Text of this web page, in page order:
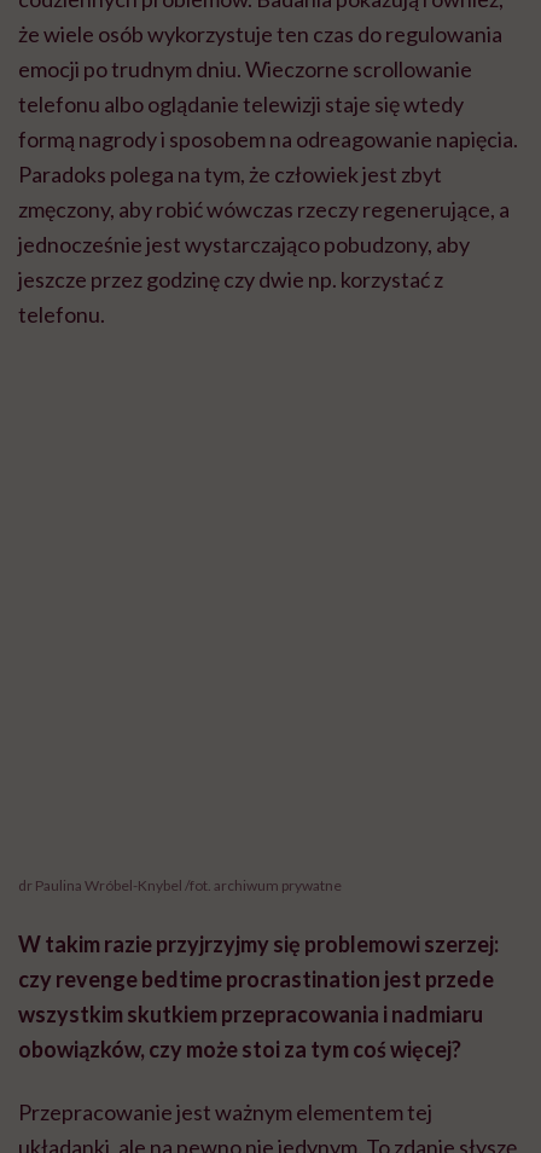
że bardzo dobrze ukazuje ono istotę problemu. U
odzyskania kontroli nad własnym czasem, u innych
pełni funkcję regulatora emocji po trudnym dniu, a
jeszcze u innych może być związane z przewlekłym
stresem, samotnością albo potrzebą kontaktu z innymi
ludźmi.